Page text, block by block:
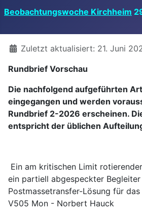
Beobachtungswoche Kirchheim
DetailsZuletzt aktualisiert: 21. Juni
Rundbrief Vorschau
Die nachfolgend aufgeführten
eingegangen und werden
Rundbrief 2-2026 erscheinen.
entspricht der üblichen
Ein am kritischen Limit
ein partiell abgespeckter
Postmassetransfer-Lösung für
V505 Mon - Norbert Hauck